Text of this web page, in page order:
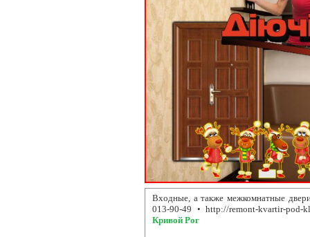
Входные, а также межкомнатные
013-90-49 • http://remont-kvartir-pod-
Кривой Рог